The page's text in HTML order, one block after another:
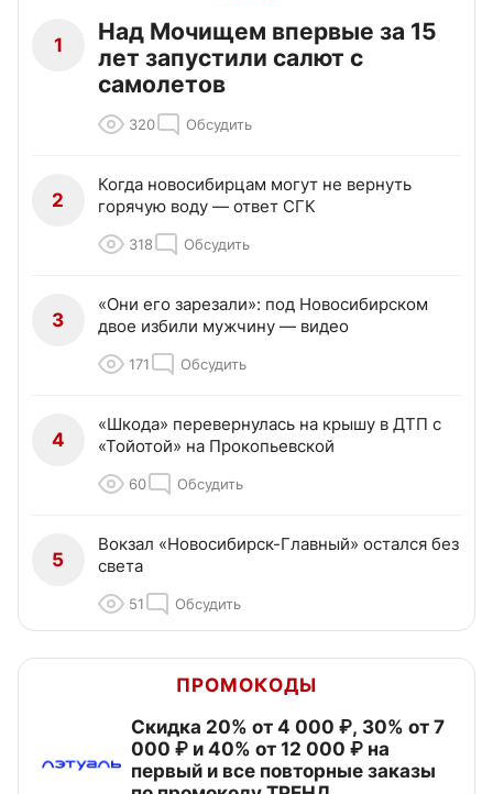
1
Над Мочищем впервые за 15
лет запустили салют с
самолетов
320 Обсудить
2
Когда новосибирцам могут не вернуть
горячую воду — ответ СГК
318 Обсудить
3
«Они его зарезали»: под Новосибирском
двое избили мужчину — видео
171 Обсудить
4
«Шкода» перевернулась на крышу в ДТП с
«Тойотой» на Прокопьевской
60 Обсудить
5
Вокзал «Новосибирск-Главный» остался без
света
51 Обсудить
ПРОМОКОДЫ
Скидка 20% от 4 000 ₽, 30% от 7
000 ₽ и 40% от 12 000 ₽ на
первый и все повторные заказы